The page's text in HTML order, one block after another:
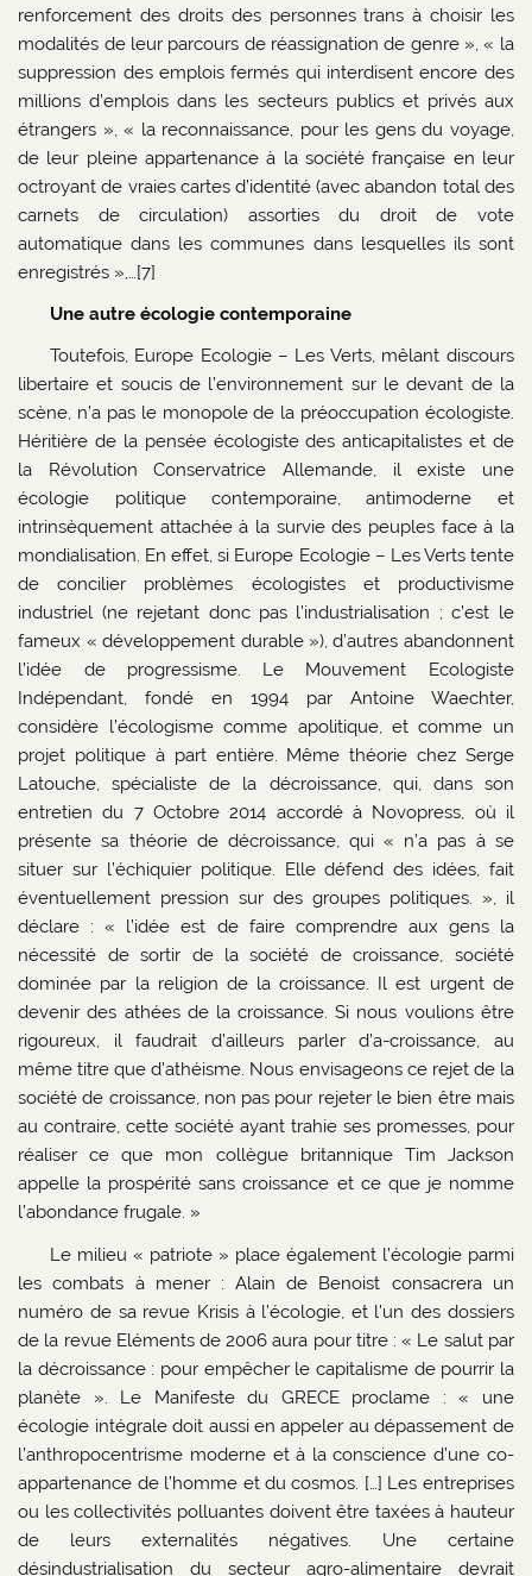
renforcement des droits des personnes trans à choisir les
modalités de leur parcours de réassignation de genre », « la
suppression des emplois fermés qui interdisent encore des
millions d’emplois dans les secteurs publics et privés aux
étrangers », « la reconnaissance, pour les gens du voyage,
de leur pleine appartenance à la société française en leur
octroyant de vraies cartes d’identité (avec abandon total des
carnets de circulation) assorties du droit de vote
automatique dans les communes dans lesquelles ils sont
enregistrés »,…[7]
Une autre écologie contemporaine
Toutefois, Europe Ecologie – Les Verts, mêlant discours
libertaire et soucis de l’environnement sur le devant de la
scène, n’a pas le monopole de la préoccupation écologiste.
Héritière de la pensée écologiste des anticapitalistes et de
la Révolution Conservatrice Allemande, il existe une
écologie politique contemporaine, antimoderne et
intrinsèquement attachée à la survie des peuples face à la
mondialisation. En effet, si Europe Ecologie – Les Verts tente
de concilier problèmes écologistes et productivisme
industriel (ne rejetant donc pas l’industrialisation ; c’est le
fameux « développement durable »), d’autres abandonnent
l’idée de progressisme. Le Mouvement Ecologiste
Indépendant, fondé en 1994 par Antoine Waechter,
considère l’écologisme comme apolitique, et comme un
projet politique à part entière. Même théorie chez Serge
Latouche, spécialiste de la décroissance, qui, dans son
entretien du 7 Octobre 2014 accordé à Novopress, où il
présente sa théorie de décroissance, qui « n’a pas à se
situer sur l’échiquier politique. Elle défend des idées, fait
éventuellement pression sur des groupes politiques. », il
déclare : « l’idée est de faire comprendre aux gens la
nécessité de sortir de la société de croissance, société
dominée par la religion de la croissance. Il est urgent de
devenir des athées de la croissance. Si nous voulions être
rigoureux, il faudrait d’ailleurs parler d’a-croissance, au
même titre que d’athéisme. Nous envisageons ce rejet de la
société de croissance, non pas pour rejeter le bien être mais
au contraire, cette société ayant trahie ses promesses, pour
réaliser ce que mon collègue britannique Tim Jackson
appelle la prospérité sans croissance et ce que je nomme
l’abondance frugale. »
Le milieu « patriote » place également l’écologie parmi
les combats à mener : Alain de Benoist consacrera un
numéro de sa revue Krisis à l’écologie, et l’un des dossiers
de la revue Eléments de 2006 aura pour titre : « Le salut par
la décroissance : pour empêcher le capitalisme de pourrir la
planète ». Le Manifeste du GRECE proclame : « une
écologie intégrale doit aussi en appeler au dépassement de
l’anthropocentrisme moderne et à la conscience d’une co-
appartenance de l’homme et du cosmos. […] Les entreprises
ou les collectivités polluantes doivent être taxées à hauteur
de leurs externalités négatives. Une certaine
désindustrialisation du secteur agro-alimentaire devrait